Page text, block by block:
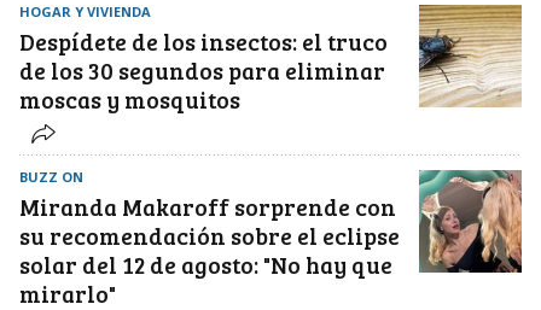
HOGAR Y VIVIENDA
Despídete de los insectos: el truco
de los 30 segundos para eliminar
moscas y mosquitos
BUZZ ON
Miranda Makaroff sorprende con
su recomendación sobre el eclipse
solar del 12 de agosto: "No hay que
mirarlo"